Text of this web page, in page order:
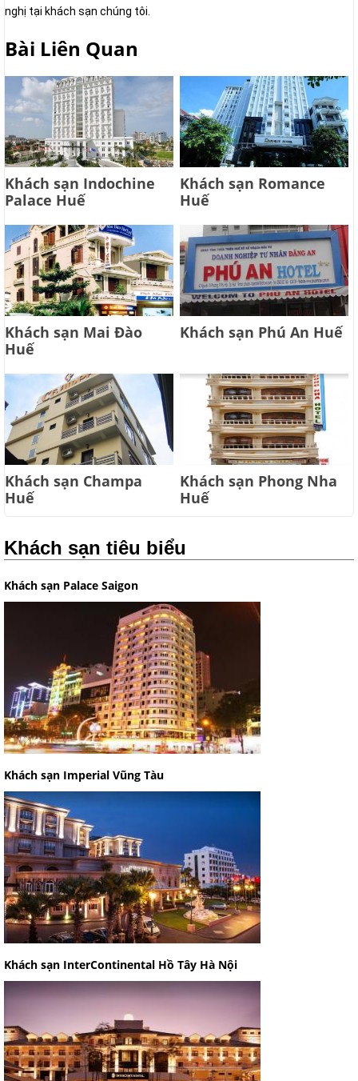
nghị tại khách sạn chúng tôi.
Bài Liên Quan
Khách sạn Indochine
Palace Huế
Khách sạn Romance
Huế
Khách sạn Mai Đào
Huế
Khách sạn Phú An Huế
Khách sạn Champa
Huế
Khách sạn Phong Nha
Huế
Khách sạn tiêu biểu
Khách sạn Palace Saigon
Khách sạn Imperial Vũng Tàu
Khách sạn InterContinental Hồ Tây Hà Nội